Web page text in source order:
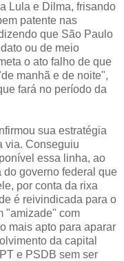
Lula e Dilma, frisando
patente nas
que São Paulo
ou de meio
o ato falho de que
manhã e de noite",
fará no período da
sua estratégia
via. Conseguiu
essa linha, ao
do governo federal que
por conta da rixa
é reivindicada para o
"amizade" com
mais apto para aparar
da capital
e PSDB sem ser